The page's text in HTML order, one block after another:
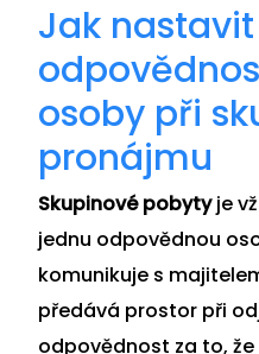
Jak nastavit
osoby při
pronájmu
Skupinové pobytyje
jednu odpovědnou
komunikuje s
předává prostor při
odpovědnost za to,